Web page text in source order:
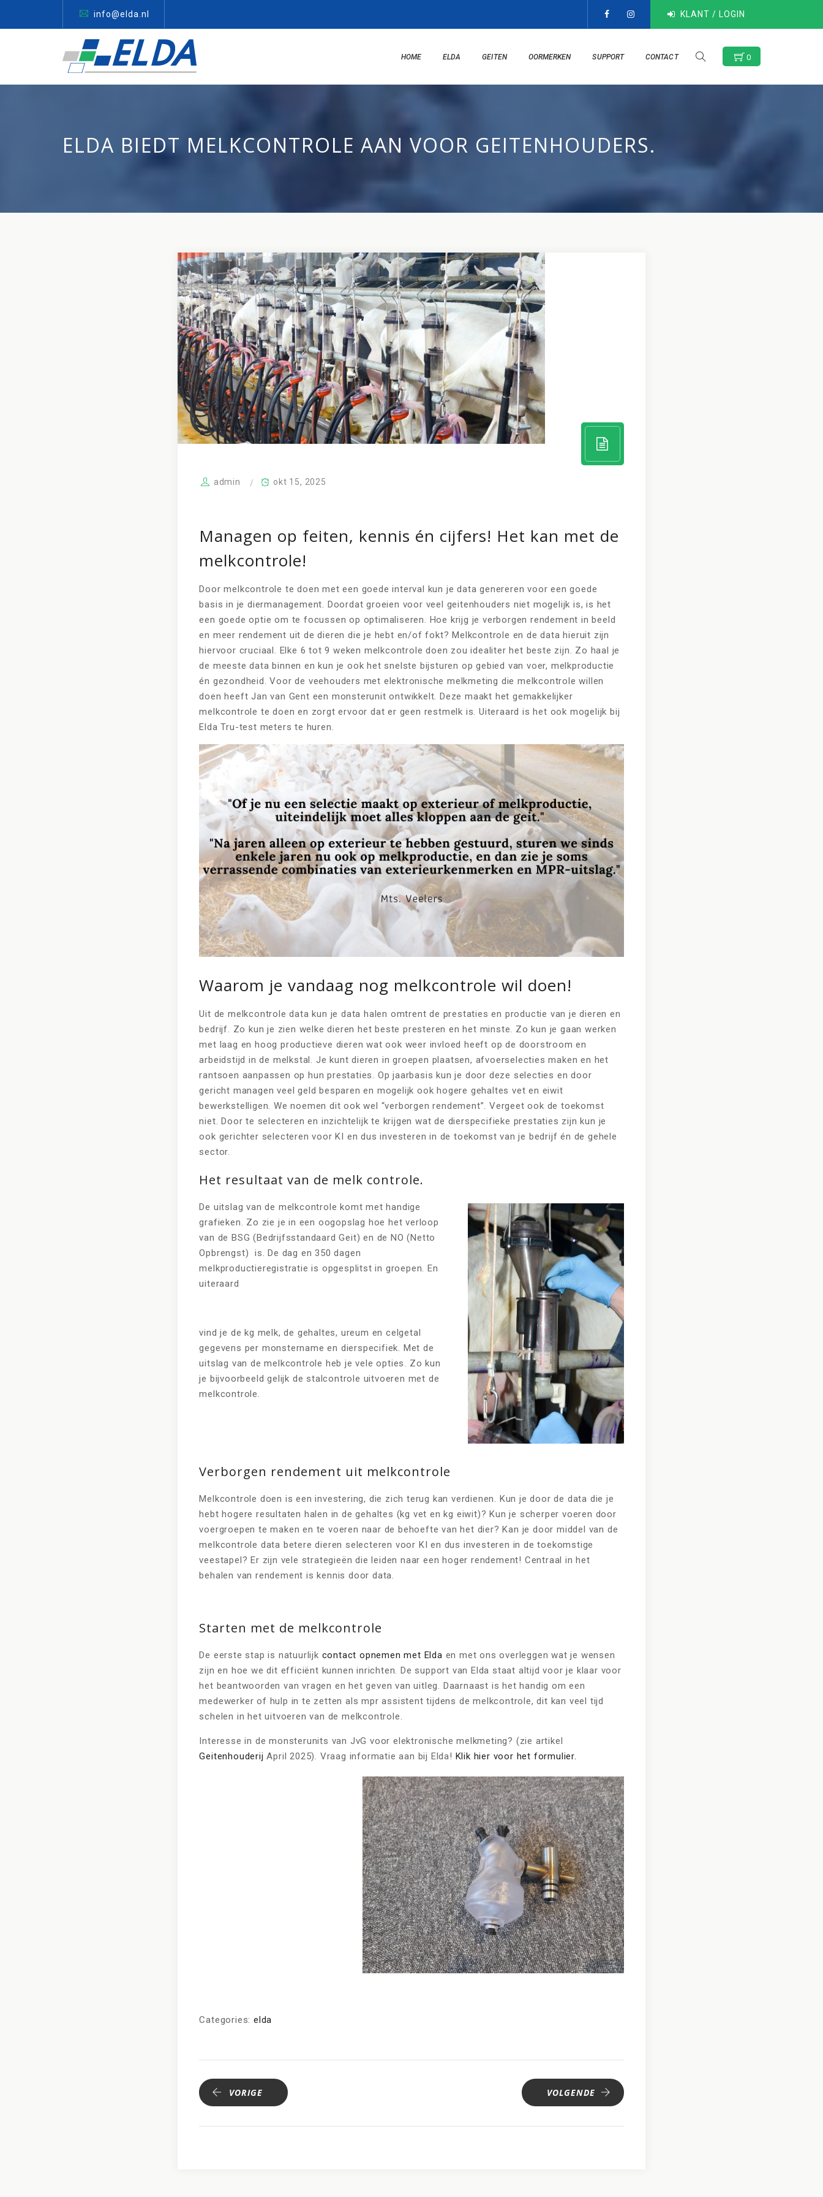
info@elda.nl KLANT / LOGIN
0
HOME ELDA GEITEN OORMERKEN SUPPORT CONTACT
ELDA BIEDT MELKCONTROLE AAN VOOR GEITENHOUDERS.
admin okt 15, 2025
Managen op feiten, kennis én cijfers! Het kan met de
melkcontrole!
Door melkcontrole te doen met een goede interval kun je data genereren voor een goede
basis in je diermanagement. Doordat groeien voor veel geitenhouders niet mogelijk is, is het
een goede optie om te focussen op optimaliseren. Hoe krijg je verborgen rendement in beeld
en meer rendement uit de dieren die je hebt en/of fokt? Melkcontrole en de data hieruit zijn
hiervoor cruciaal. Elke 6 tot 9 weken melkcontrole doen zou idealiter het beste zijn. Zo haal je
de meeste data binnen en kun je ook het snelste bijsturen op gebied van voer, melkproductie
én gezondheid. Voor de veehouders met elektronische melkmeting die melkcontrole willen
doen heeft Jan van Gent een monsterunit ontwikkelt. Deze maakt het gemakkelijker
melkcontrole te doen en zorgt ervoor dat er geen restmelk is. Uiteraard is het ook mogelijk bij
Elda Tru-test meters te huren.
Waarom je vandaag nog melkcontrole wil doen!
Uit de melkcontrole data kun je data halen omtrent de prestaties en productie van je dieren en
bedrijf. Zo kun je zien welke dieren het beste presteren en het minste. Zo kun je gaan werken
met laag en hoog productieve dieren wat ook weer invloed heeft op de doorstroom en
arbeidstijd in de melkstal. Je kunt dieren in groepen plaatsen, afvoerselecties maken en het
rantsoen aanpassen op hun prestaties. Op jaarbasis kun je door deze selecties en door
gericht managen veel geld besparen en mogelijk ook hogere gehaltes vet en eiwit
bewerkstelligen. We noemen dit ook wel “verborgen rendement”. Vergeet ook de toekomst
niet. Door te selecteren en inzichtelijk te krijgen wat de dierspecifieke prestaties zijn kun je
ook gerichter selecteren voor KI en dus investeren in de toekomst van je bedrijf én de gehele
sector.
Het resultaat van de melk controle.
De uitslag van de melkcontrole komt met handige
grafieken. Zo zie je in een oogopslag hoe het verloop
van de BSG (Bedrijfsstandaard Geit) en de NO (Netto
Opbrengst) is. De dag en 350 dagen
melkproductieregistratie is opgesplitst in groepen. En
uiteraard
vind je de kg melk, de gehaltes, ureum en celgetal
gegevens per monstername en dierspecifiek. Met de
uitslag van de melkcontrole heb je vele opties. Zo kun
je bijvoorbeeld gelijk de stalcontrole uitvoeren met de
melkcontrole.
Verborgen rendement uit melkcontrole
Melkcontrole doen is een investering, die zich terug kan verdienen. Kun je door de data die je
hebt hogere resultaten halen in de gehaltes (kg vet en kg eiwit)? Kun je scherper voeren door
voergroepen te maken en te voeren naar de behoefte van het dier? Kan je door middel van de
melkcontrole data betere dieren selecteren voor KI en dus investeren in de toekomstige
veestapel? Er zijn vele strategieën die leiden naar een hoger rendement! Centraal in het
behalen van rendement is kennis door data.
Starten met de melkcontrole
De eerste stap is natuurlijk contact opnemen met Elda en met ons overleggen wat je wensen
zijn en hoe we dit efficiënt kunnen inrichten. De support van Elda staat altijd voor je klaar voor
het beantwoorden van vragen en het geven van uitleg. Daarnaast is het handig om een
medewerker of hulp in te zetten als mpr assistent tijdens de melkcontrole, dit kan veel tijd
schelen in het uitvoeren van de melkcontrole.
Interesse in de monsterunits van JvG voor elektronische melkmeting? (zie artikel
GeitenhouderijApril 2025). Vraag informatie aan bij Elda! Klik hier voor het formulier.
Categories: elda
VORIGE VOLGENDE